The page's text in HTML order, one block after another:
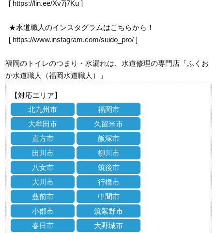
[ https://lin.ee/Xv7j7Ku ]
★水道職人のインスタグラムはこちらから！
[ https://www.instagram.com/suido_pro/ ]
福岡のトイレのつまり・水漏れは、水道修理の専門店「ふくお
か水道職人（福岡水道職人）」
【対応エリア】
北九州市
福岡市
大牟田市
久留米市
直方市
飯塚市
田川市
柳川市
八女市
筑後市
大川市
行橋市
豊前市
中間市
小郡市
筑紫野市
春日市
大野城市